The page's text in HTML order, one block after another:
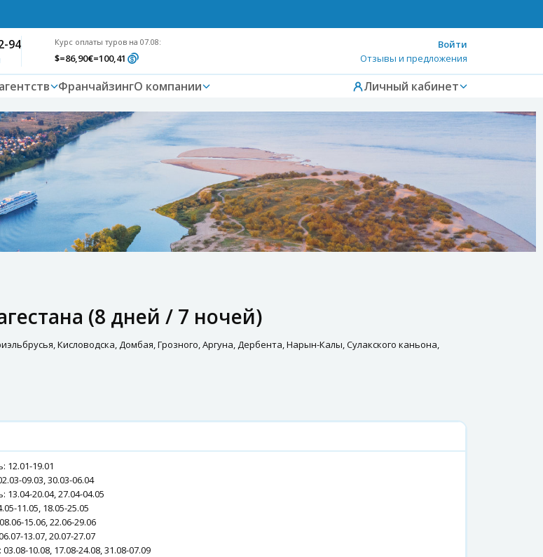
94 Курс оплаты туров на 07.08:
$=86,90€=100,41
Войти
Отзывы и предложения
ФранчайзингО компании Личный кабинет
(8 дней / 7 ночей)
Кисловодска, Домбая, Грозного, Аргуна, Дербента, Нарын-Калы, Сулакского каньона,
12.01-19.01
09.03, 30.03-06.04
13.04-20.04, 27.04-04.05
11.05, 18.05-25.05
15.06, 22.06-29.06
13.07, 20.07-27.07
03.08-10.08, 17.08-24.08, 31.08-07.09